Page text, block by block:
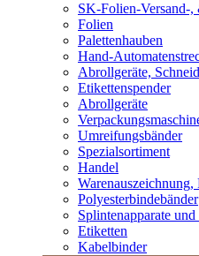
SK-Folien-Versand-,
Folien
Palettenhauben
Hand-
Abrollgeräte,
Etikettenspender
Abrollgeräte
Umreifungsbänder
Spezialsortiment
Handel
Warenauszeichnung,
Polyesterbindebänder
Splintenapparate
Etiketten
Kabelbinder